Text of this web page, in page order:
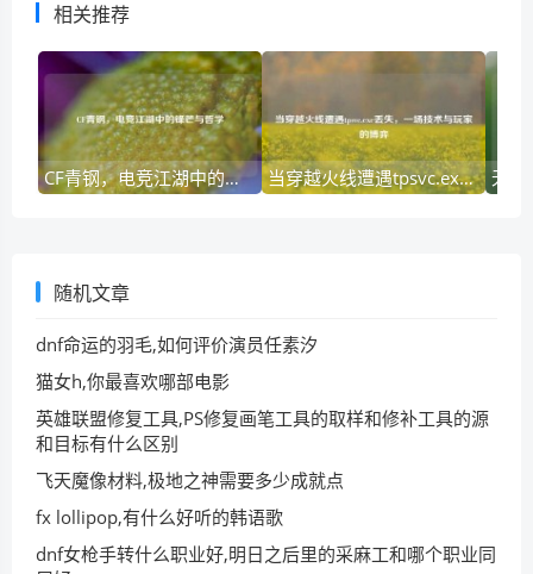
相关推荐
CF青钢，电竞江湖中的锋芒与哲学 当穿越火线遭遇tpsvc.exe丢失，一场技术与玩家的博弈
随机文章
dnf命运的羽毛,如何评价演员任素汐
猫女h,你最喜欢哪部电影
英雄联盟修复工具,PS修复画笔工具的取样和修补工具的源
和目标有什么区别
飞天魔像材料,极地之神需要多少成就点
fx lollipop,有什么好听的韩语歌
dnf女枪手转什么职业好,明日之后里的采麻工和哪个职业同